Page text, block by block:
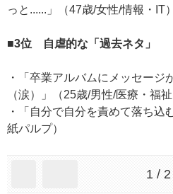
っと......」（47歳/女性/情報・IT）
■3位 自虐的な「過去ネタ」
・「卒業アルバムにメッセージ
（涙）」（25歳/男性/医療・福祉
・「自分で自分を責めて落ち込
紙パルプ）
1 / 2